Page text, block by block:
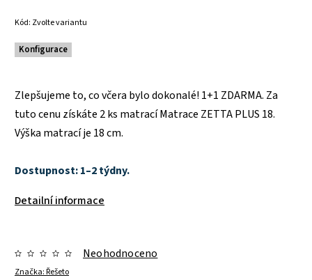
Kód: Zvolte variantu
Konfigurace
Zlepšujeme to, co včera bylo dokonalé! 1+1 ZDARMA. Za
tuto cenu získáte 2 ks matrací Matrace ZETTA PLUS 18.
Výška matrací je 18 cm.
Dostupnost: 1–2 týdny.
Detailní informace
Značka:Řešeto
Neohodnoceno